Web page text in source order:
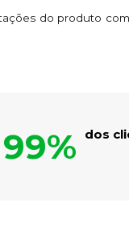
do produto
99% dos